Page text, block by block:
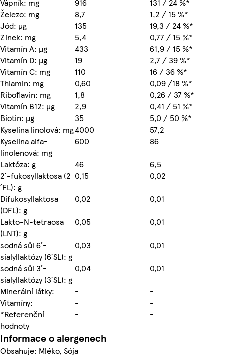
Železo: mg
8,7
1,2 / 15 %*
Jód: µg
135
19,3 / 24 %*
Zinek: mg
5,4
0,77 / 15 %*
Vitamín A: µg
433
61,9 / 15 %*
Vitamín D: µg
19
2,7 / 39 %*
Vitamín C: mg
110
16 / 36 %*
Thiamin: mg
0,60
0,09 /18 %*
Riboflavin: mg
1,8
0,26 / 37 %*
Vitamín B12: µg
2,9
0,41 / 51 %*
Biotin: µg
35
5,0 / 50 %*
Kyselina linolová: mg4000
57,2
Kyselina alfa-
linolenová: mg
600
86
Laktóza: g
46
6,5
2´-fukosyllaktosa (2
´FL): g
0,15
0,02
Difukosyllaktosa
(DFL): g
0,02
0,01
Lakto-N-tetraosa
(LNT): g
0,05
0,01
sodná sůl 6´-
sialyllaktózy (6´SL): g
0,03
0,01
sodná sůl 3´-
sialyllaktózy (3´SL): g
0,04
0,01
Minerální látky:
-
-
Vitamíny:
-
-
*Referenční
hodnoty
- -
Informace o alergenech
Obsahuje: Mléko, Sója